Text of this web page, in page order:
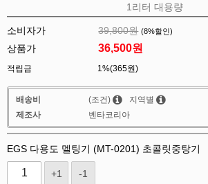
1리터 대용량
소비자가 39,800원 (8%할인)
상품가 36,500원
적립금 1%(365원)
배송비 (조건)
지역별
제조사
벤타코리아
EGS 다용도 멜팅기 (MT-0201) 초콜릿중탕기
+1 -1